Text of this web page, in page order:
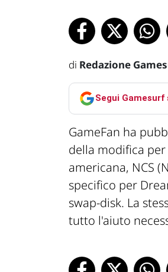
di Redazione
Segui Gamesurf
GameFan ha
della modifica
americana, NCS
specifico per
swap-disk. La
tutto l'aiuto